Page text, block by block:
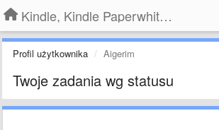
Kindle, Kindle Paperwhite, Kindle Voyage
Profil użytkownika Aigerim
Twoje zadania wg statusu